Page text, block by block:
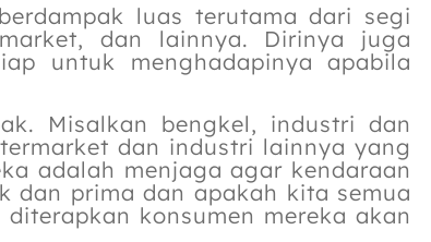
luas terutama dari segi
dan lainnya. Dirinya juga
untuk menghadapinya apabila
Misalkan bengkel, industri dan
dan industri lainnya yang
adalah menjaga agar kendaraan
dan prima dan apakah kita semua
konsumen mereka akan